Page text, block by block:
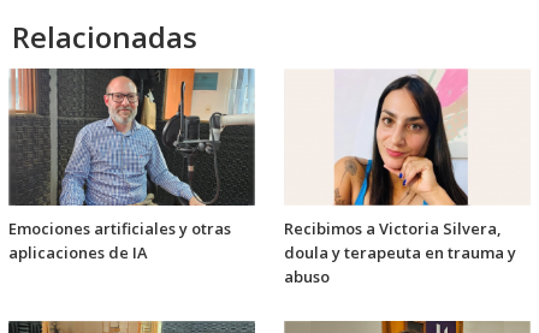
Relacionadas
Emociones artificiales y otras
aplicaciones de IA
Recibimos a Victoria Silvera,
doula y terapeuta en trauma y
abuso